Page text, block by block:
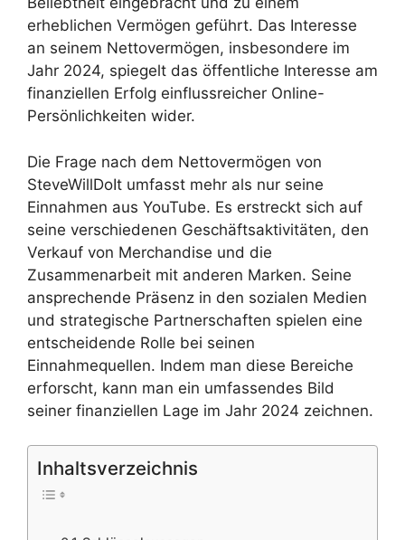
erheblichen Vermögen geführt. Das Interesse
an seinem Nettovermögen, insbesondere im
Jahr 2024, spiegelt das öffentliche Interesse am
finanziellen Erfolg einflussreicher Online-
Persönlichkeiten wider.
Die Frage nach dem Nettovermögen von
SteveWillDoIt umfasst mehr als nur seine
Einnahmen aus YouTube. Es erstreckt sich auf
seine verschiedenen Geschäftsaktivitäten, den
Verkauf von Merchandise und die
Zusammenarbeit mit anderen Marken. Seine
ansprechende Präsenz in den sozialen Medien
und strategische Partnerschaften spielen eine
entscheidende Rolle bei seinen
Einnahmequellen. Indem man diese Bereiche
erforscht, kann man ein umfassendes Bild
seiner finanziellen Lage im Jahr 2024 zeichnen.
Inhaltsverzeichnis